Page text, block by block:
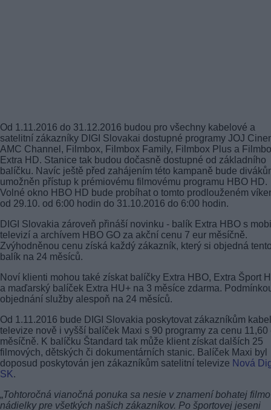
Od 1.11.2016 do 31.12.2016 budou pro všechny kabelové a
satelitní zákazníky DIGI Slovakai dostupné programy JOJ
AMC Channel, Filmbox, Filmbox Family, Filmbox Plus a
Extra HD. Stanice tak budou dočasně dostupné od základního
balíčku. Navíc ještě před zahájením této kampaně bude
umožněn přístup k prémiovému filmovému programu HBO HD.
Volné okno HBO HD bude probíhat o tomto prodlouženém
od 29.10. od 6:00 hodin do 31.10.2016 do 6:00 hodin.
DIGI Slovakia zároveň přináší novinku - balík Extra HBO s
televizí a archívem HBO GO za akční cenu 7 eur měsíčně.
Zvýhodněnou cenu získá každý zákazník, který si objedná
balík na 24 měsíců.
Noví klienti mohou také získat balíčky Extra HBO, Extra Šport
a maďarský balíček Extra HU+ na 3 měsíce zdarma.
objednání služby alespoň na 24 měsíců.
Od 1.11.2016 bude DIGI Slovakia poskytovat zákazníkům
televize nově i vyšší balíček Maxi s 90 programy za cenu 11,60
měsíčně. K balíčku Štandard tak může klient získat dalších 25
filmových, dětských či dokumentárních stanic. Balíček Maxi byl
doposud poskytován jen zákazníkům satelitní televize Nová
SK.
„Tohtoročná vianočná ponuka sa nesie v znamení bohatej
nádielky pre všetkých našich zákazníkov. Po športovej jeseni